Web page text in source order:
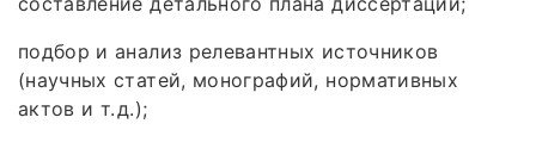
подбор и анализ релевантных источников
(научных статей, монографий, нормативных
актов и т. д.);